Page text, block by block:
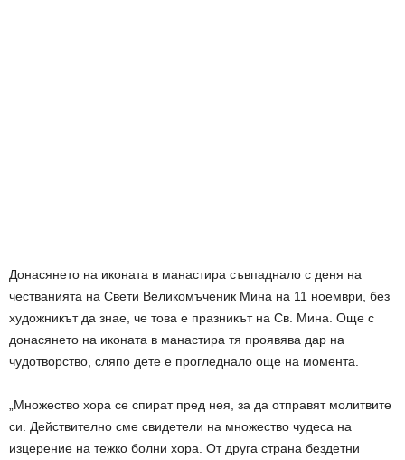
Донасянето на иконата в манастира съвпаднало с деня на
честванията на Свети Великомъченик Мина на 11 ноември, без
художникът да знае, че това е празникът на Св. Мина. Още с
донасянето на иконата в манастира тя проявява дар на
чудотворство, сляпо дете е прогледнало още на момента.
„Множество хора се спират пред нея, за да отправят молитвите
си. Действително сме свидетели на множество чудеса на
изцерение на тежко болни хора. От друга страна бездетни